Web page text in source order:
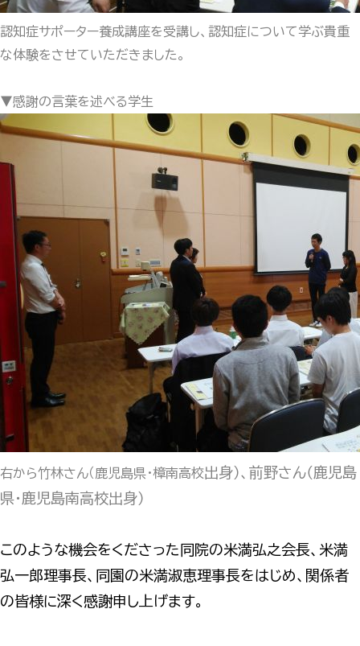
認知症サポーター養成講座を受講し、認知症について学ぶ貴重
な体験をさせていただきました。
▼感謝の言葉を述べる学生
右から竹林さん（鹿児島県・樟南高校出身）、前野さん（鹿児島
県・鹿児島南高校出身）
このような機会をくださった同院の米満弘之会長、米満
弘一郎理事長、同園の米満淑恵理事長をはじめ、関係者
の皆様に深く感謝申し上げます。